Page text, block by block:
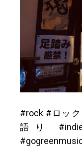
#rock #ロッ
語り #indie